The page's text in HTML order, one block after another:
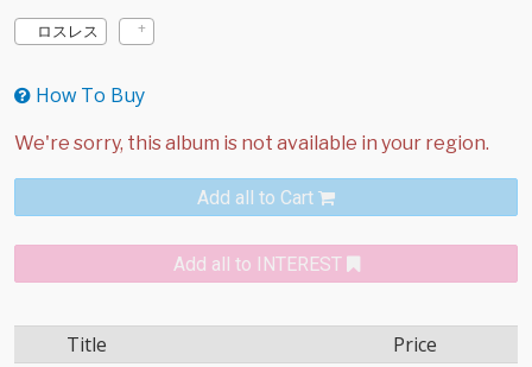
ロスレス
How To Buy
Add all to Cart
Add all to INTEREST
Title Price